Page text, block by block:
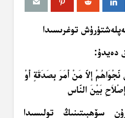
توغرىسىدا
دەيدۇ:
إِلاَّ مَنْ أَمَرَ بِصَدَقَةٍ أَوْ
بَيْنَ النَّاسِ
سۆھبىتىنىڭ تولىسىدا